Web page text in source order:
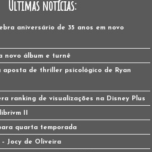
Últimas notícias:
aniversário de 35 anos em novo
novo álbum e turnê
aposta de thriller psicológico de Ryan
ranking de visualizações na Disney Plus
II
quarta temporada
Jocy de Oliveira